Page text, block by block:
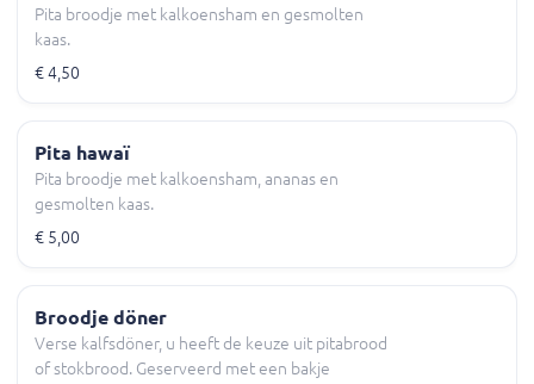
Pita broodje met kalkoensham en gesmolten
kaas.
€ 4,50
Pita hawaï
Pita broodje met kalkoensham, ananas en
gesmolten kaas.
€ 5,00
Broodje döner
Verse kalfsdöner, u heeft de keuze uit pitabrood
of stokbrood. Geserveerd met een bakje